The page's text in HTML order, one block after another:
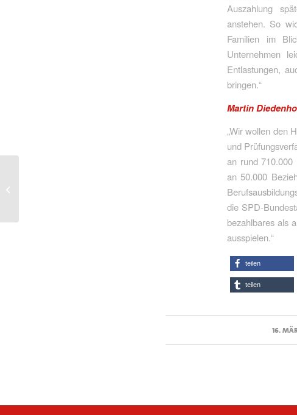
Auszahlung
anstehen. So
Familien im
Unternehmen
Entlastungen,
bringen.“
Martin
„Wir wollen den
und
an rund 710.000
an 50.000
die SPD-
bezahlbares als
ausspielen.“
teilen
teilen
16. /